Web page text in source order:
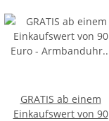
GRATIS ab einem
Einkaufswert von 90